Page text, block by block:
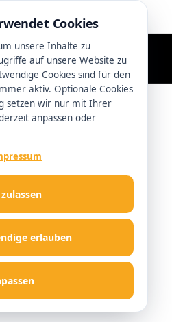
Cookies
unsere Inhalte zu
auf unsere Website zu
Cookies sind für den
aktiv. Optionale Cookies
setzen wir nur mit Ihrer
anpassen oder
erlauben